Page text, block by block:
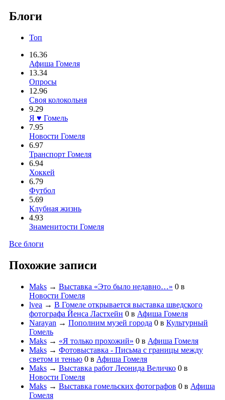
Блоги
Топ
16.36
Афиша Гомеля
13.34
Опросы
12.96
Своя колокольня
9.29
Я ♥ Гомель
7.95
Новости Гомеля
6.97
Транспорт Гомеля
6.94
Хоккей
6.79
Футбол
5.69
Клубная жизнь
4.93
Знаменитости Гомеля
Все блоги
Похожие записи
Maks → Выставка «Это было недавно…» 0 в
Новости Гомеля
lvea → В Гомеле открывается выставка шведского
фотографа Йенса Ластхейн 0 в Афиша Гомеля
Narayan → Пополним музей города 0 в Культурный
Гомель
Maks → «Я только прохожий» 0 в Афиша Гомеля
Maks → Фотовыставка - Письма с границы между
светом и тенью 0 в Афиша Гомеля
Maks → Выставка работ Леонида Величко 0 в
Новости Гомеля
Maks → Выставка гомельских фотографов 0 в Афиша
Гомеля